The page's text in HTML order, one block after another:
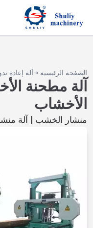
الصفحة الرئيسية » آلة إعادة
آلة مطحنة
الأخشاب
منشار الخشب | آلة